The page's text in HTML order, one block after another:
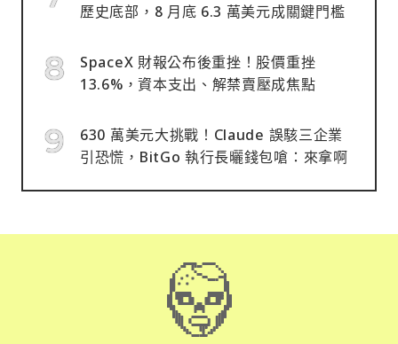
歷史底部，8 月底 6.3 萬美元成關鍵門檻
SpaceX 財報公布後重挫！股價重挫
13.6%，資本支出、解禁賣壓成焦點
630 萬美元大挑戰！Claude 誤駭三企業
引恐慌，BitGo 執行長曬錢包嗆：來拿啊